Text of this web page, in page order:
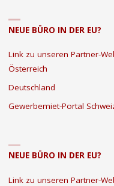
NEUE BÜRO IN DER EU?
Link zu unseren Partner-
Österreich
Deutschland
Gewerbemiet-Portal
NEUE BÜRO IN DER EU?
Link zu unseren Partner-